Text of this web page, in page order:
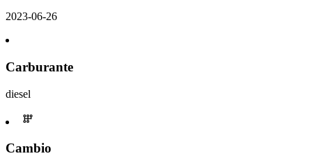
2023-06-26
Carburante
diesel
Cambio